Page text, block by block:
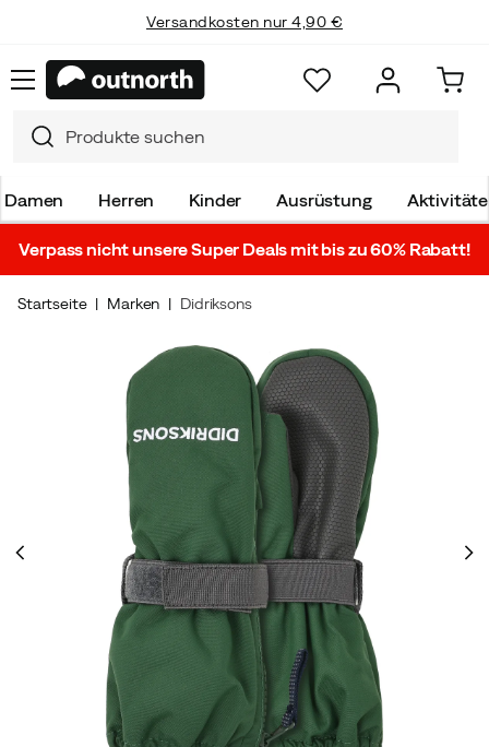
Versandkosten nur 4,90 €
Damen Herren Kinder Ausrüstung
Verpass nicht unsere Super Deals mit bis zu 60% Rabatt!
Startseite Marken Didriksons